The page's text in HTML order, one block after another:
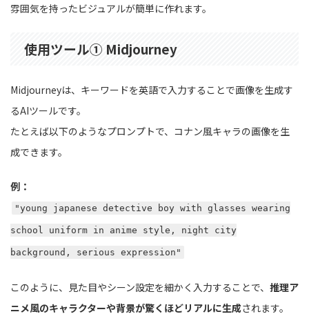
雰囲気を持ったビジュアルが簡単に作れます。
使用ツール① Midjourney
Midjourneyは、キーワードを英語で入力することで画像を生成す
るAIツールです。
たとえば以下のようなプロンプトで、コナン風キャラの画像を生
成できます。
例：
"young japanese detective boy with glasses wearing
school uniform in anime style, night city
background, serious expression"
このように、見た目やシーン設定を細かく入力することで、 推理ア
ニメ風のキャラクターや背景が驚くほどリアルに生成されます。